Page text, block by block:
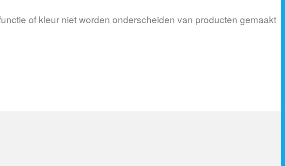
of kleur niet worden onderscheiden van producten gemaakt